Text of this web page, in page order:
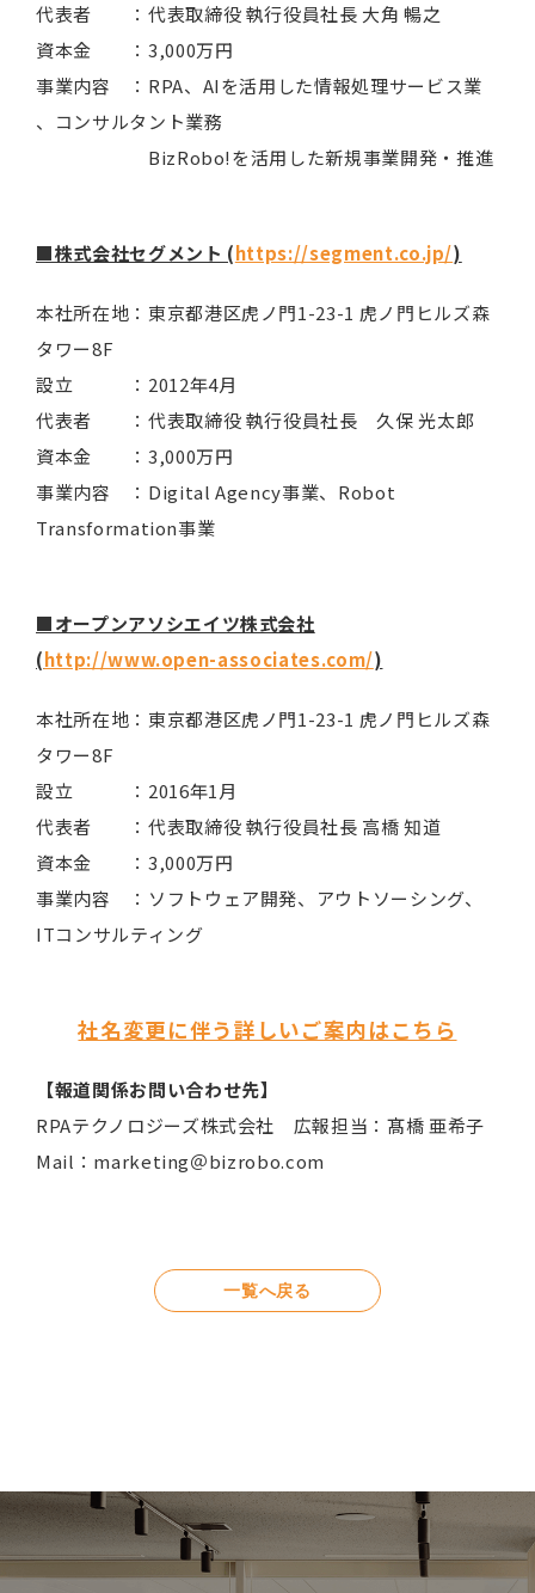
代表者 ：代表取締役 執行役員社長 大角 暢之
資本金 ：3,000万円
事業内容 ：RPA、AIを活用した情報処理サービス業
、コンサルタント業務
BizRobo!を活用した新規事業開発・推進
■株式会社セグメント (https://segment.co.jp/)
本社所在地：東京都港区虎ノ門1-23-1 虎ノ門ヒルズ森
タワー8F
設立 ：2012年4月
代表者 ：代表取締役 執行役員社長 久保 光太郎
資本金 ：3,000万円
事業内容 ：Digital Agency事業、Robot
Transformation事業
■オープンアソシエイツ株式会社
(http://www.open-associates.com/)
本社所在地：東京都港区虎ノ門1-23-1 虎ノ門ヒルズ森
タワー8F
設立 ：2016年1月
代表者 ：代表取締役 執行役員社長 高橋 知道
資本金 ：3,000万円
事業内容 ：ソフトウェア開発、アウトソーシング、
ITコンサルティング
社名変更に伴う詳しいご案内はこちら
【報道関係お問い合わせ先】
RPAテクノロジーズ株式会社 広報担当：髙橋 亜希子
Mail：marketing＠bizrobo.com
一覧へ戻る